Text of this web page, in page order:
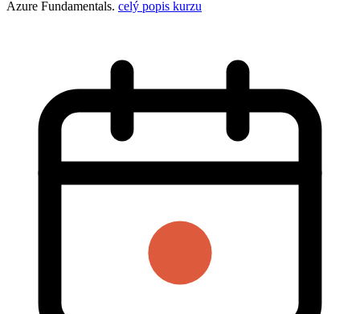
Azure Fundamentals. celý popis kurzu